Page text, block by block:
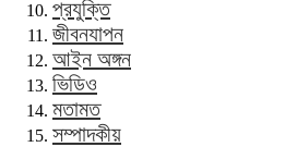
প্রযুক্তি
জীবনযাপন
আইন অঙ্গন
ভিডিও
মতামত
সম্পাদকীয়